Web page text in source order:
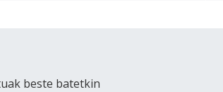
beste batetkin